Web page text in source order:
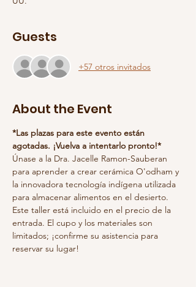
Guests
+57 otros invitados
About the Event
*Las plazas para este evento están
agotadas. ¡Vuelva a intentarlo pronto!*
Únase a la Dra. Jacelle Ramon-Sauberan
para aprender a crear cerámica O'odham y
la innovadora tecnología indígena utilizada
para almacenar alimentos en el desierto.
Este taller está incluido en el precio de la
entrada. El cupo y los materiales son
limitados; ¡confirme su asistencia para
reservar su lugar!